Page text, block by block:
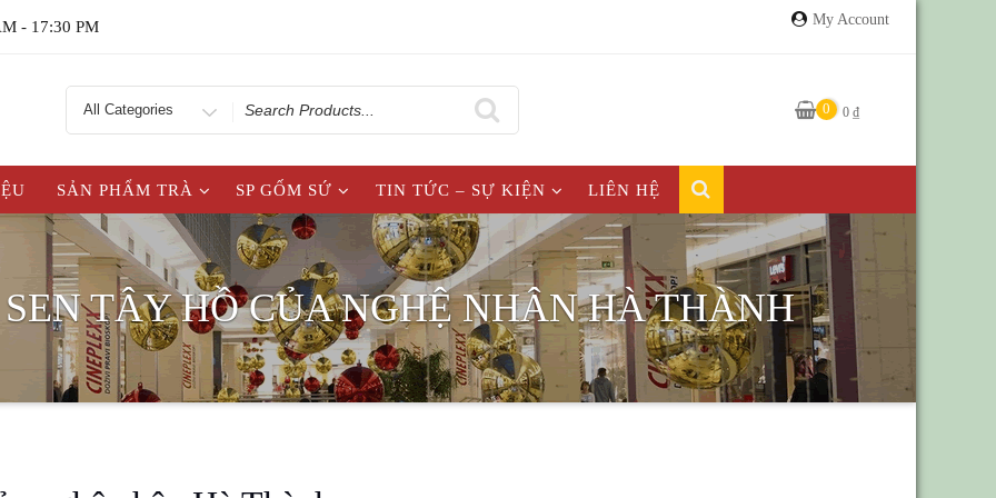
- 17:30 PM My Account
for
0 0₫
SẢN PHẨM TRÀ SP GỐM SỨ TIN TỨC – SỰ KIỆN LIÊN HỆ
TÂY HỒ CỦA NGHỆ NHÂN HÀ THÀNH